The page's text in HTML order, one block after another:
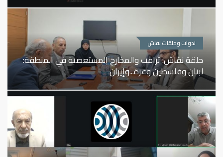
ندوات وحلقات نقاش
حلقة نقاش: ترامب والمخارج المستعصية في المنطقة:
لبنان وفلسطين وغزة...وإيران